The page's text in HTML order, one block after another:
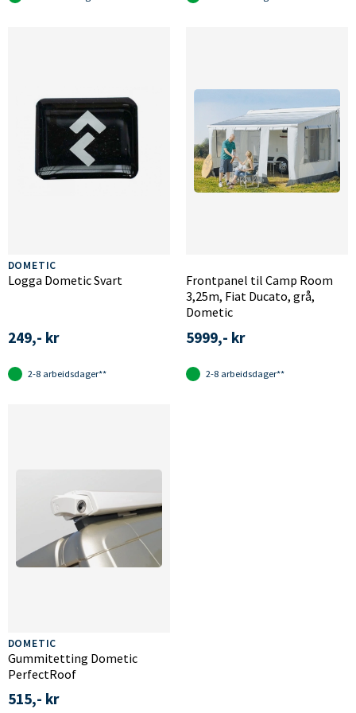
DOMETIC
Logga Dometic Svart
249,- kr
2-8 arbeidsdager**
Frontpanel til Camp Room
3,25m, Fiat Ducato, grå,
Dometic
5999,- kr
2-8 arbeidsdager**
DOMETIC
Gummitetting Dometic
PerfectRoof
515,- kr